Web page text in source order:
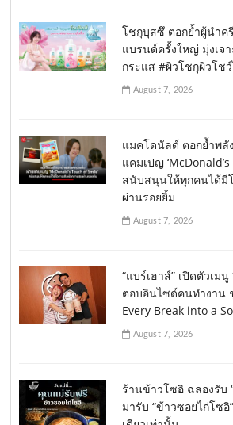
โชกุบุสซึ ตอกย้ำผู้นำค
แบรนด์ครั้งใหญ่ มุ่งเจ
กระแส #ผิวโชกุผิวโช
August 7, 2026
แมคโดนัลด์ ตอกย้ำพลั
แคมเปญ
สนับสนุนให้ทุกคนได้มี
ผ่านรอยยิ้ม
August 7, 2026
“แบร์เฮาส์” เปิดตัวเม
ตอบอินไซด์คนทำงาน
Every Break into a
August 7, 2026
ร้านข้าวโซอิ ฉลองรับ
มารับ “ข้าวซอยไก่โซ